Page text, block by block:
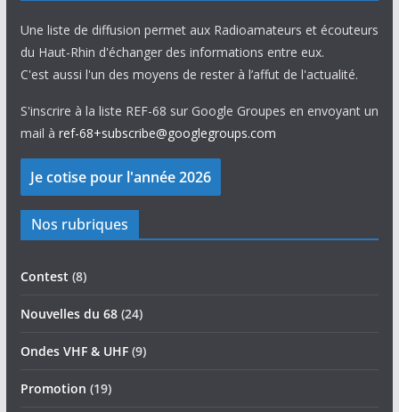
Une liste de diffusion permet aux Radioamateurs et écouteurs
du Haut-Rhin d'échanger des informations entre eux.
C'est aussi l'un des moyens de rester à l’affut de l'actualité.
S'inscrire à la liste REF-68 sur Google Groupes en envoyant un
mail à ref-68+subscribe@googlegroups.com
Nos rubriques
Contest (8)
Nouvelles du 68(24)
Ondes VHF & UHF(9)
Promotion (19)